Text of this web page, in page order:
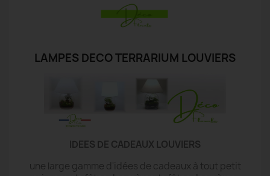
LAMPES DECO TERRARIUM LOUVIERS
IDEES DE CADEAUX LOUVIERS
une large gamme d'idées de cadeaux à tout petit